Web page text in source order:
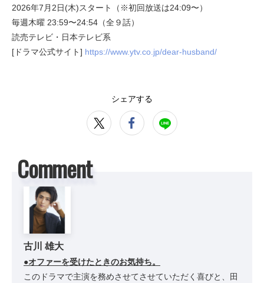
2026年7月2日(木)スタート（※初回放送は24:09〜）
毎週木曜 23:59〜24:54（全９話）
読売テレビ・日本テレビ系
[ドラマ公式サイト] https://www.ytv.co.jp/dear-husband/
シェアする
Comment
古川 雄大
●オファーを受けたときのお気持ち。
このドラマで主演を務めさせてさせていただく喜びと、田